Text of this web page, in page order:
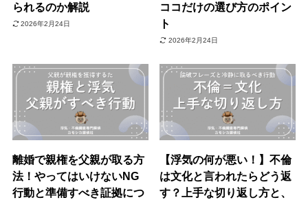
られるのか解説
2026年2月24日
ココだけの選び方のポイン
ト
2026年2月24日
離婚で親権を父親が取る方
法！やってはいけないNG
行動と準備すべき証拠につ
【浮気の何が悪い！】不倫
は文化と言われたらどう返
す？上手な切り返し方と、